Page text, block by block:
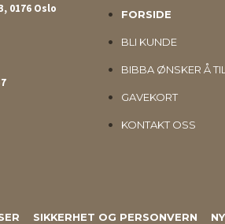
0176 Oslo
FORSIDE
BLI KUNDE
BIBBA ØNSKER Å
GAVEKORT
KONTAKT OSS
SIKKERHET OG PERSONVERN